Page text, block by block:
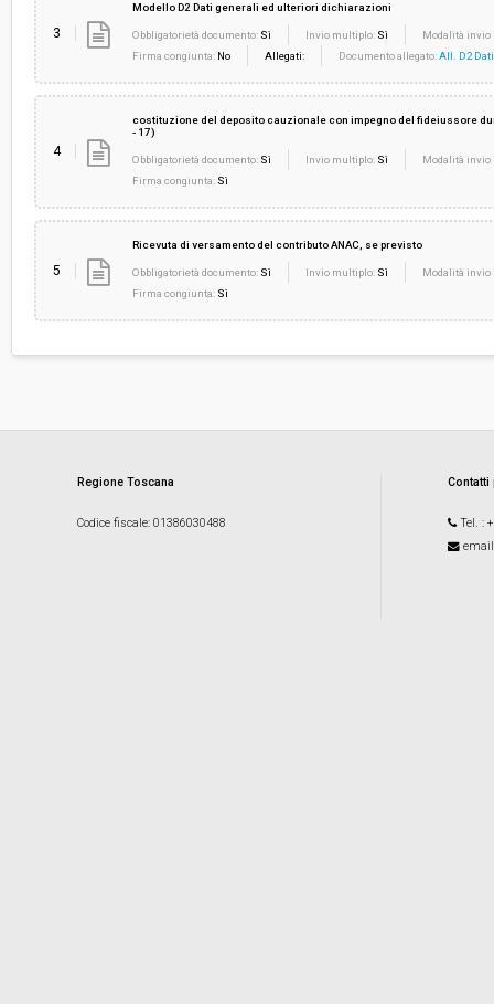
3
Modello D2 Dati generali ed ulteriori dichiarazioni
Obbligatorietà documento: Sì Invio multiplo: Sì
Modalità invio
Firma congiunta: No Allegati: Documento allegato:All. D2
4
costituzione del deposito cauzionale con impegno del fideiussore
- 17)
Obbligatorietà documento: Sì Invio multiplo: Sì
Modalità invio
Firma congiunta: Sì
5
Ricevuta di versamento del contributo ANAC, se previsto
Obbligatorietà documento: Sì Invio multiplo: Sì
Modalità invio
Firma congiunta: Sì
Regione Toscana
Codice fiscale: 01386030488 Tel. :
email